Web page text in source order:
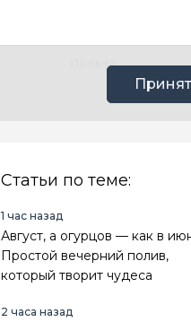
Польза
Статьи по теме:
1 час назад
Август, а огурцов — как в
Простой вечерний полив,
который творит чудеса
2 часа назад